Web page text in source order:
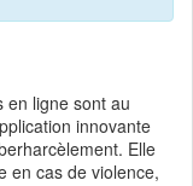
en ligne sont au
innovante
Elle
en cas de violence,